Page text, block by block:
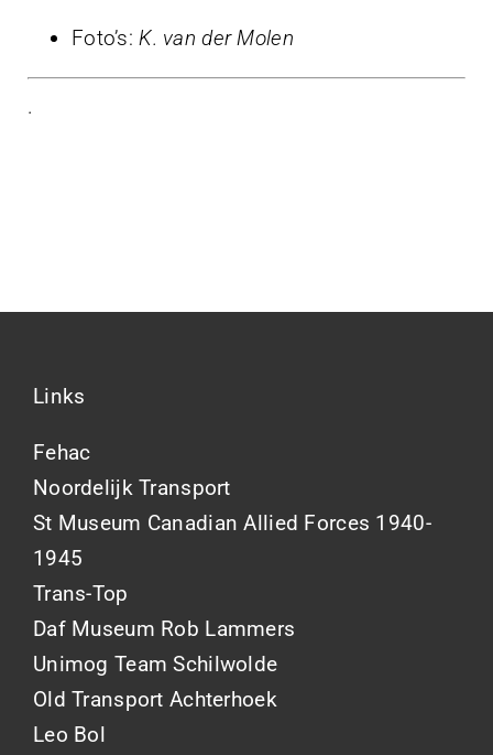
Foto’s: K. van der Molen
.
Links
Fehac
Noordelijk Transport
St Museum Canadian Allied Forces 1940-
1945
Trans-Top
Daf Museum Rob Lammers
Unimog Team Schilwolde
Old Transport Achterhoek
Leo Bol